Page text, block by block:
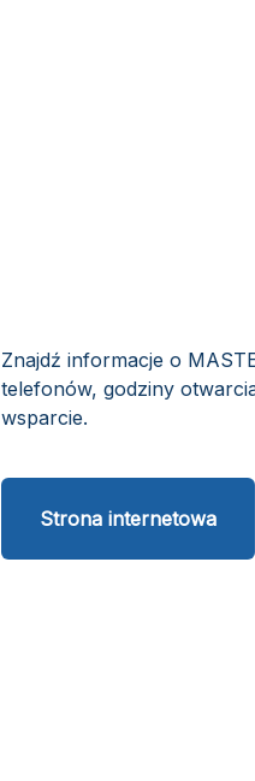
Znajdź informacje o
telefonów, godziny
wsparcie.
Strona internetowa